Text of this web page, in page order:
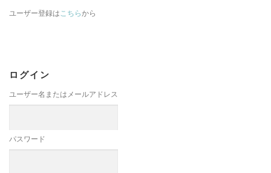
ユーザー登録は こちらから
ログイン
ユーザー名またはメールアドレス
パスワード